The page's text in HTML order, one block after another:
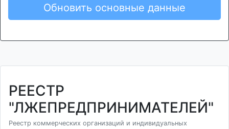
Обновить основные данные
РЕЕСТР
"ЛЖЕПРЕДПРИНИМАТЕЛЕЙ"
Реестр коммерческих организаций и индивидуальных